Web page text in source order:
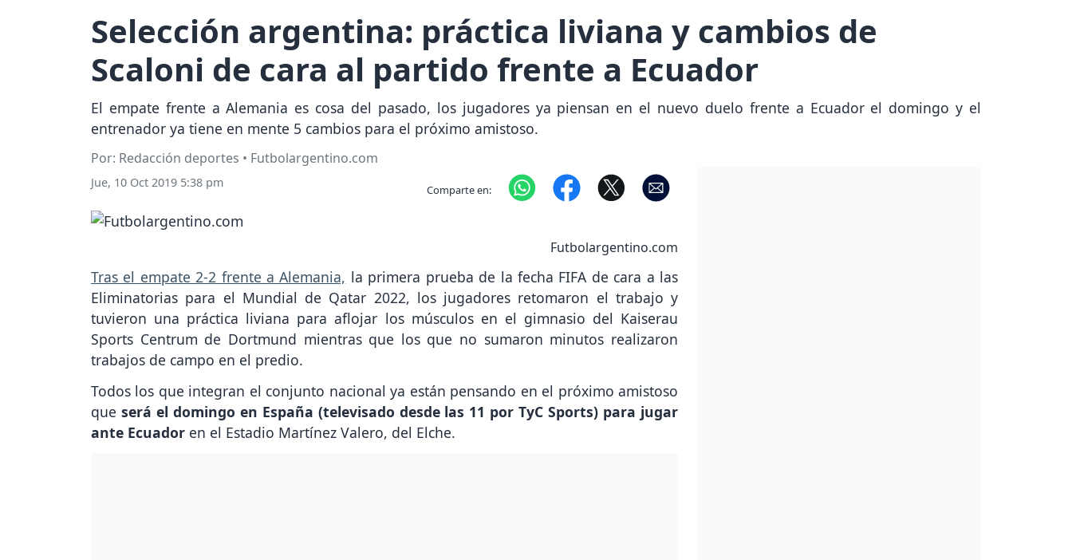
Selección argentina: práctica liviana y cambios de
Scaloni de cara al partido frente a Ecuador
El empate frente a Alemania es cosa del pasado, los jugadores ya piensan en el nuevo duelo frente a Ecuador el domingo y el
entrenador ya tiene en mente 5 cambios para el próximo amistoso.
Por: Redacción deportes • Futbolargentino.com
Jue, 10 Oct 2019 5:38 pm Comparte en:
Futbolargentino.com
Tras el empate 2-2 frente a Alemania, la primera prueba de la fecha FIFA de cara a las
Eliminatorias para el Mundial de Qatar 2022, los jugadores retomaron el trabajo y
tuvieron una práctica liviana para aflojar los músculos en el gimnasio del Kaiserau
Sports Centrum de Dortmund mientras que los que no sumaron minutos realizaron
trabajos de campo en el predio.
Todos los que integran el conjunto nacional ya están pensando en el próximo amistoso
que será el domingo en España (televisado desde las 11 por TyC Sports) para jugar
ante Ecuador en el Estadio Martínez Valero, del Elche.